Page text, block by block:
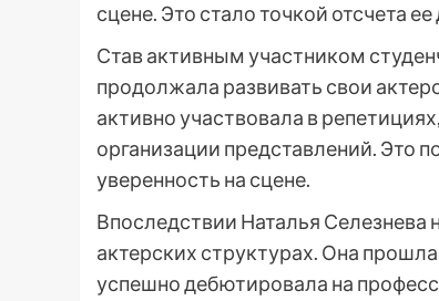
сцене. Это стало точкой отсчета
Став активным участником
продолжала развивать свои
активно участвовала в
организации представлений. Это
уверенность на сцене.
Впоследствии Наталья Селезнева
актерских структурах. Она
успешно дебютировала на